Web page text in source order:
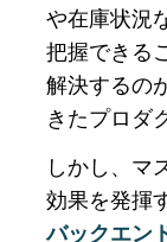
や在庫状況
把握できる
解決するの
きたプロダ
しかし、マ
効果を発揮
バックエン